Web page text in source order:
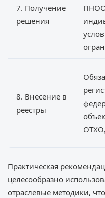
7. Получение
решения
8. Внесение в
реестры
Практическая
целесообразно
отраслевые методики,